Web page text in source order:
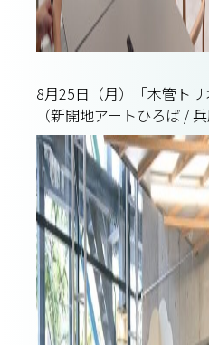
8月25日（月）「木管トリ
（新開地アートひろば / 兵